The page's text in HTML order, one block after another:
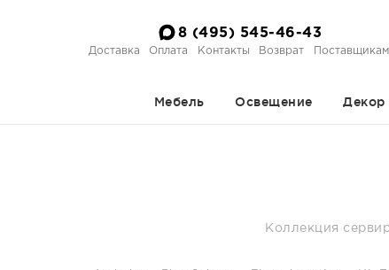
8 (495) 545-46-43
Доставка Оплата Контакты Возврат Поставщикам
Мебель Освещение Декор
Коллекция